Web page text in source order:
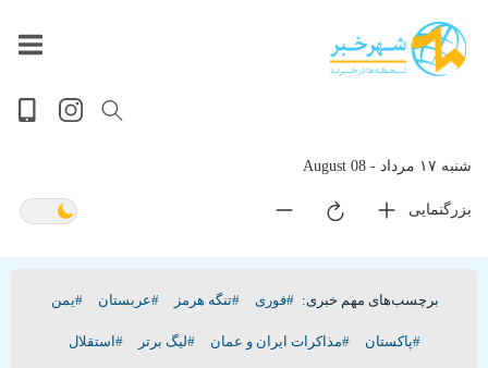
شنبه ۱۷ مرداد - 08 August
بزرگنمایی
پربیننده‌ترین
اخبار
آخرین
اخبار
پخش
زنده
داغ
ترین
سیاسی
ورزشی
اقتصادی
حوادث
گوناگون
تصویری
سلامت
جهان
فرهنگی
ویدیویی
بازار
برچسب‌های مهم خبری: #فوری #تنگه هرمز #عربستان #یمن
#پاکستان #مذاکرات ایران و عمان #لیگ برتر #استقلال